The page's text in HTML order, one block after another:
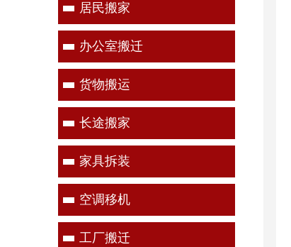
居民搬家
办公室搬迁
货物搬运
长途搬家
家具拆装
空调移机
工厂搬迁